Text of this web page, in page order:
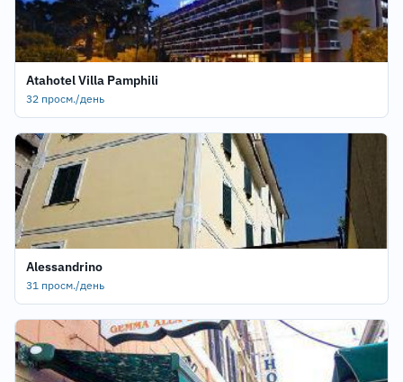
Atahotel Villa Pamphili
32 просм./день
Alessandrino
31 просм./день